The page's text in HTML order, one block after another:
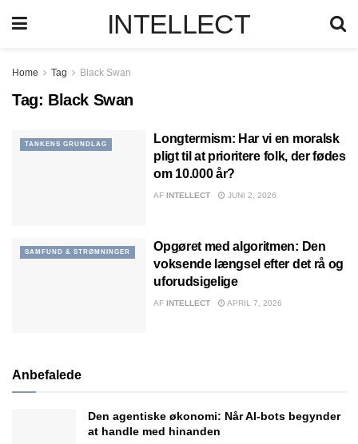
INTELLECT
Home Tag Black Swan
Tag: Black Swan
TANKENS GRUNDLAG
Longtermism: Har vi en moralsk
pligt til at prioritere folk, der fødes
om 10.000 år?
AF INTELLECT JUNI 2, 2026
SAMFUND & STRØMNINGER
Opgøret med algoritmen: Den
voksende længsel efter det rå og
uforudsigelige
AF INTELLECT APRIL 7, 2026
Anbefalede
Den agentiske økonomi: Når AI-bots begynder
at handle med hinanden